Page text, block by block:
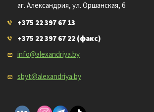
аг. Александрия, ул. Оршанская, 6
+375 22 397 67 13
+375 22 397 67 22 (факс)
info@alexandriya.by
sbyt@alexandriya.by